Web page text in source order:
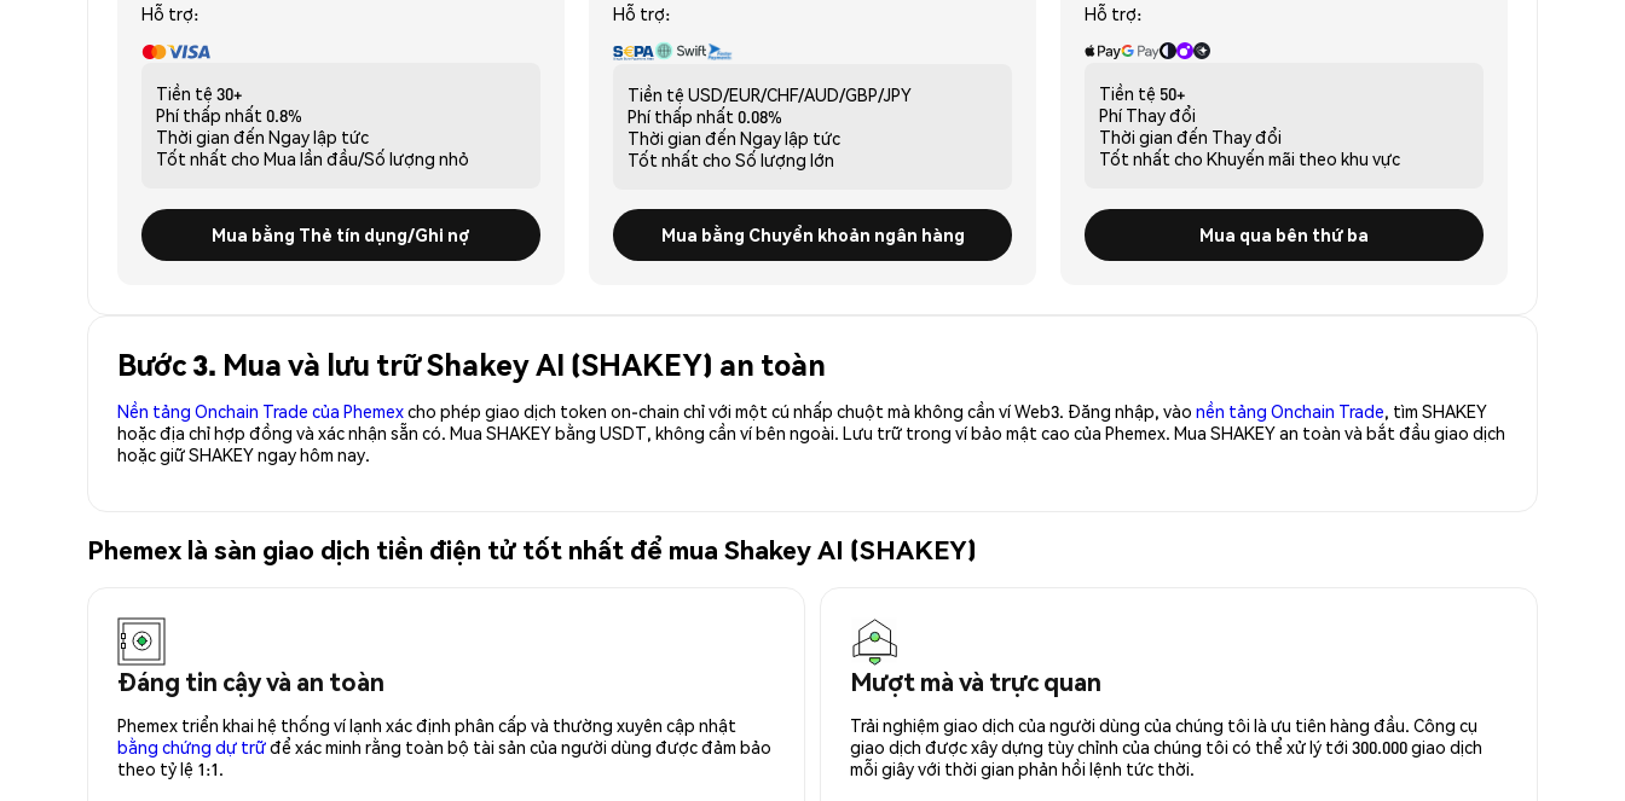
Hỗ trợ:
Tiền tệ 30+
Phí thấp nhất 0.8%
Thời gian đến Ngay lập tức
Tốt nhất cho Mua lần đầu/Số lượng nhỏ
Mua bằng Thẻ tín dụng/Ghi nợ
Hỗ trợ:
Tiền tệ USD/EUR/CHF/AUD/GBP/JPY
Phí thấp nhất 0.08%
Thời gian đến Ngay lập tức
Tốt nhất cho Số lượng lớn
Mua bằng Chuyển khoản ngân hàng
Hỗ trợ:
Tiền tệ 50+
Phí Thay đổi
Thời gian đến Thay đổi
Tốt nhất cho Khuyến mãi theo khu vực
Mua qua bên thứ ba
Bước 3. Mua và lưu trữ Shakey AI (SHAKEY) an toàn
Nền tảng Onchain Trade của Phemexcho phép giao dịch token on-chain chỉ với một cú nhấp chuột mà không cần ví Web3. Đăng nhập, vào nền tảng Onchain Trade, tìm SHAKEY
hoặc địa chỉ hợp đồng và xác nhận sẵn có. Mua SHAKEY bằng USDT, không cần ví bên ngoài. Lưu trữ trong ví bảo mật cao của Phemex. Mua SHAKEY an toàn và bắt đầu giao dịch
hoặc giữ SHAKEY ngay hôm nay.
Phemex là sàn giao dịch tiền điện tử tốt nhất để mua Shakey AI (SHAKEY)
Đáng tin cậy và an toàn
Phemex triển khai hệ thống ví lạnh xác định phân cấp và thường xuyên cập nhật
bằng chứng dự trữđể xác minh rằng toàn bộ tài sản của người dùng được đảm bảo
theo tỷ lệ 1:1.
Mượt mà và trực quan
Trải nghiệm giao dịch của người dùng của chúng tôi là ưu tiên hàng đầu. Công cụ
giao dịch được xây dựng tùy chỉnh của chúng tôi có thể xử lý tới 300.000 giao dịch
mỗi giây với thời gian phản hồi lệnh tức thời.